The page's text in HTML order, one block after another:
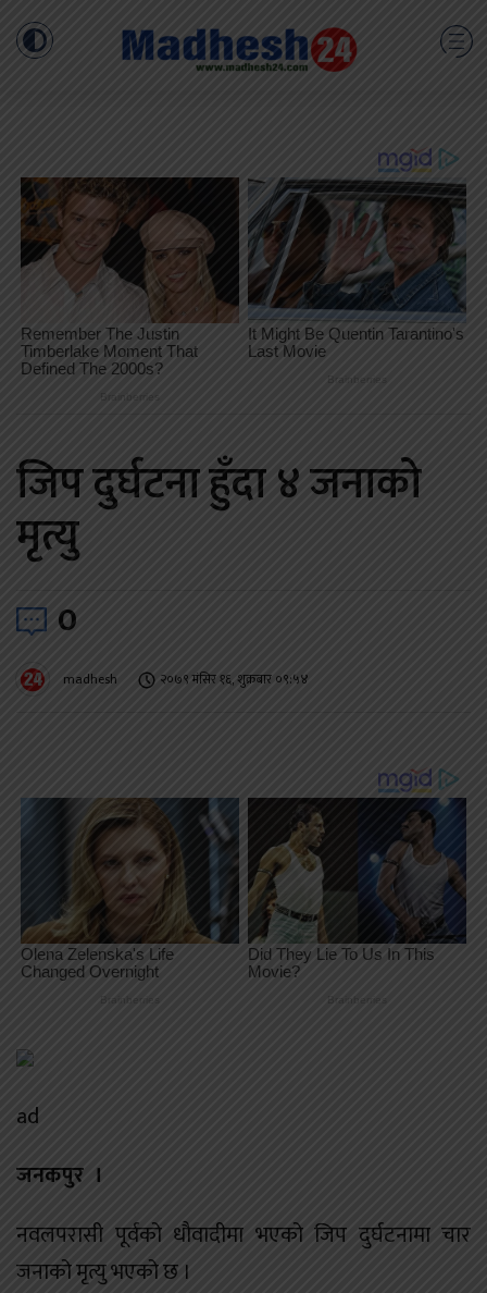
जिप दुर्घटना हुँदा ४ जनाको
मृत्यु
0
madhesh २०७९ मंसिर १६, शुक्रबार ०९:५४
ad
जनकपुर ।
नवलपरासी पूर्वको धौवादीमा भएको जिप दुर्घटनामा चार
जनाको मृत्यु भएको छ ।